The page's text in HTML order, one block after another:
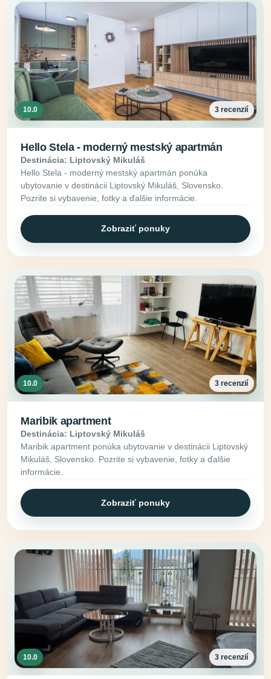
10.0 3 recenzií
Hello Stela - moderný mestský apartmán
Destinácia: Liptovský Mikuláš
Hello Stela - moderný mestský apartmán ponúka
ubytovanie v destinácii Liptovský Mikuláš, Slovensko.
Pozrite si vybavenie, fotky a ďalšie informácie.
Zobraziť ponuky
10.0 3 recenzií
Maribik apartment
Destinácia: Liptovský Mikuláš
Maribik apartment ponúka ubytovanie v destinácii Liptovský
Mikuláš, Slovensko. Pozrite si vybavenie, fotky a ďalšie
informácie.
Zobraziť ponuky
10.0 3 recenzií